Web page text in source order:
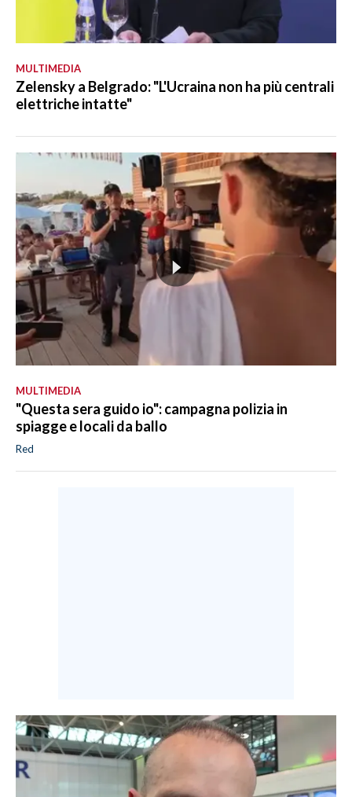
MULTIMEDIA
Zelensky a Belgrado: "L'Ucraina non ha più centrali
elettriche intatte"
MULTIMEDIA
"Questa sera guido io": campagna polizia in
spiagge e locali da ballo
Red